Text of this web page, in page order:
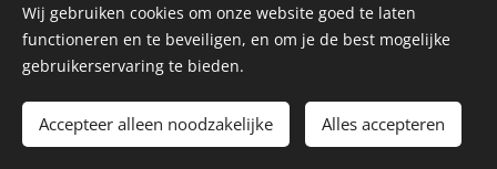
Ter overdenking
Wat raakt je het meest in
Wij gebruiken cookies om onze website goed te laten
functioneren en te beveiligen, en om je de best mogelijke
gebruikerservaring te bieden.
Accepteer alleen noodzakelijke Alles accepteren